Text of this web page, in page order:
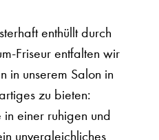
enthüllt durch
Friseur entfalten wir
in unserem Salon in
zu bieten:
einer ruhigen und
unvergleichliches